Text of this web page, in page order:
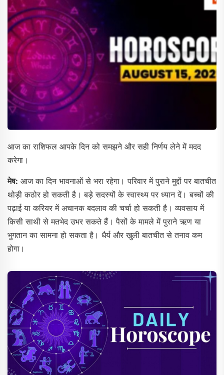
आज का राशिफल आपके दिन को समझने और सही निर्णय लेने में मदद
करेगा।
मेष: आज का दिन भावनाओं से भरा रहेगा। परिवार में पुराने मुद्दों पर बातचीत
थोड़ी कठोर हो सकती है। बड़े सदस्यों के स्वास्थ्य पर ध्यान दें। बच्चों की
पढ़ाई या करियर में अचानक बदलाव की चर्चा हो सकती है। व्यवसाय में
किसी साथी से मतभेद उभर सकते हैं। पैसों के मामले में पुराने ऋण या
भुगतान का सामना हो सकता है। धैर्य और खुली बातचीत से तनाव कम
होगा।